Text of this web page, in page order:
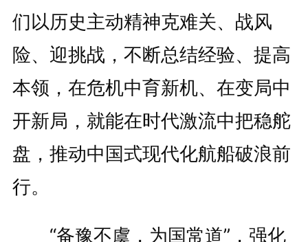
们以历史主动精神克难关、战风
险、迎挑战，不断总结经验、提高
本领，在危机中育新机、在变局中
开新局，就能在时代激流中把稳舵
盘，推动中国式现代化航船破浪前
行。
“备豫不虞，为国常道”，强化